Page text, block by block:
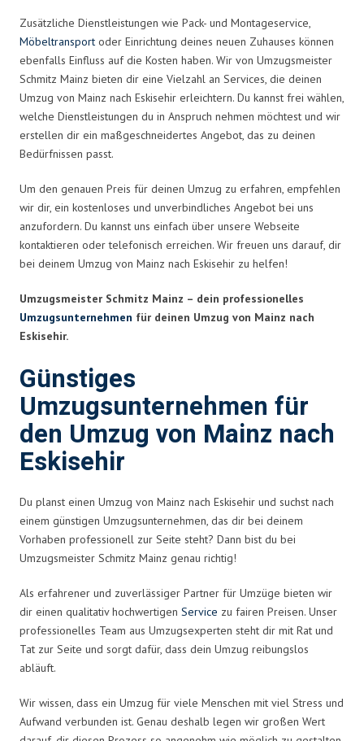
Zusätzliche Dienstleistungen wie Pack- und Montageservice,
Möbeltransport oder Einrichtung deines neuen Zuhauses können
ebenfalls Einfluss auf die Kosten haben. Wir von Umzugsmeister
Schmitz Mainz bieten dir eine Vielzahl an Services, die deinen
Umzug von Mainz nach Eskisehir erleichtern. Du kannst frei wählen,
welche Dienstleistungen du in Anspruch nehmen möchtest und wir
erstellen dir ein maßgeschneidertes Angebot, das zu deinen
Bedürfnissen passt.
Um den genauen Preis für deinen Umzug zu erfahren, empfehlen
wir dir, ein kostenloses und unverbindliches Angebot bei uns
anzufordern. Du kannst uns einfach über unsere Webseite
kontaktieren oder telefonisch erreichen. Wir freuen uns darauf, dir
bei deinem Umzug von Mainz nach Eskisehir zu helfen!
Umzugsmeister Schmitz Mainz – dein professionelles
Umzugsunternehmen für deinen Umzug von Mainz nach
Eskisehir.
Günstiges
Umzugsunternehmen für
den Umzug von Mainz nach
Eskisehir
Du planst einen Umzug von Mainz nach Eskisehir und suchst nach
einem günstigen Umzugsunternehmen, das dir bei deinem
Vorhaben professionell zur Seite steht? Dann bist du bei
Umzugsmeister Schmitz Mainz genau richtig!
Als erfahrener und zuverlässiger Partner für Umzüge bieten wir
dir einen qualitativ hochwertigen Service zu fairen Preisen. Unser
professionelles Team aus Umzugsexperten steht dir mit Rat und
Tat zur Seite und sorgt dafür, dass dein Umzug reibungslos
abläuft.
Wir wissen, dass ein Umzug für viele Menschen mit viel Stress und
Aufwand verbunden ist. Genau deshalb legen wir großen Wert